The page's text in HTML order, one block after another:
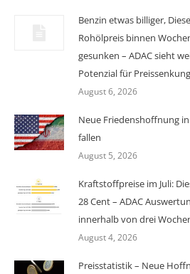
Benzin etwas billiger,
Rohölpreis binnen
gesunken – ADAC sieht
Potenzial für
August 6, 2026
Neue Friedenshoffnung
fallen
August 5, 2026
Kraftstoffpreise im Juli:
28 Cent – ADAC
innerhalb von drei
August 4, 2026
Preisstatistik – Neue